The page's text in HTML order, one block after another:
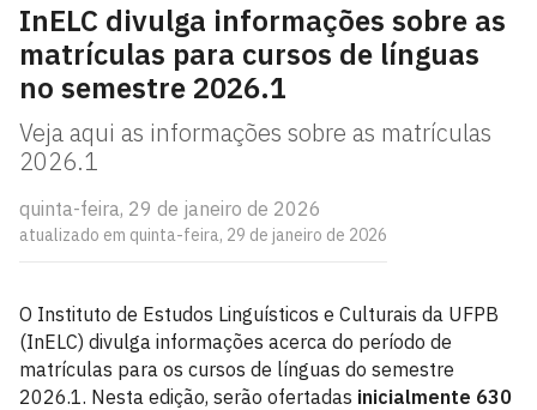
InELC divulga informações sobre as
matrículas para cursos de línguas
no semestre 2026.1
Veja aqui as informações sobre as matrículas
2026.1
quinta-feira, 29 de janeiro de 2026
atualizado em quinta-feira, 29 de janeiro de 2026
O Instituto de Estudos Linguísticos e Culturais da UFPB
(InELC) divulga informações acerca do período de
matrículas para os cursos de línguas do semestre
2026.1. Nesta edição, serão ofertadas inicialmente 630